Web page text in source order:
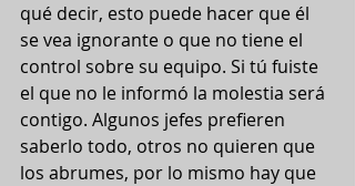
qué decir, esto puede hacer que él
se vea ignorante o que no tiene el
control sobre su equipo. Si tú fuiste
el que no le informó la molestia será
contigo. Algunos jefes prefieren
saberlo todo, otros no quieren que
los abrumes, por lo mismo hay que